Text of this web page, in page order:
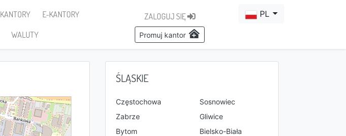
KANTORY
E-KANTORY
WALUTY
ZALOGUJ SIĘ
Promuj kantor
PL
ŚLĄSKIE
Częstochowa
Sosnowiec
Zabrze
Gliwice
Bytom
Bielsko-Biała